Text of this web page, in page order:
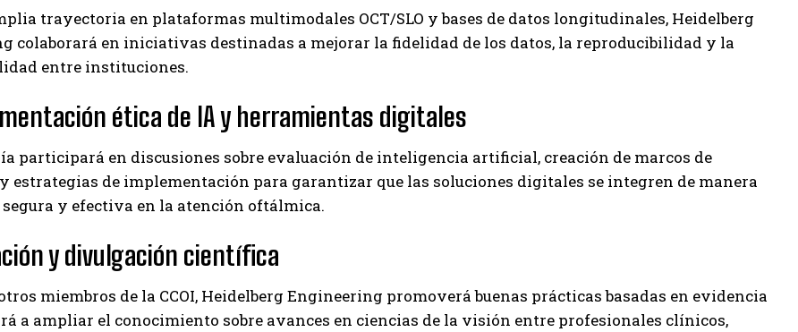
trayectoria en plataformas multimodales OCT/SLO y bases de datos longitudinales, Heidelberg
colaborará en iniciativas destinadas a mejorar la fidelidad de los datos, la reproducibilidad y la
entre instituciones.
ética de IA y herramientas digitales
participará en discusiones sobre evaluación de inteligencia artificial, creación de marcos de
estrategias de implementación para garantizar que las soluciones digitales se integren de manera
y efectiva en la atención oftálmica.
y divulgación científica
miembros de la CCOI, Heidelberg Engineering promoverá buenas prácticas basadas en evidencia
a ampliar el conocimiento sobre avances en ciencias de la visión entre profesionales clínicos,